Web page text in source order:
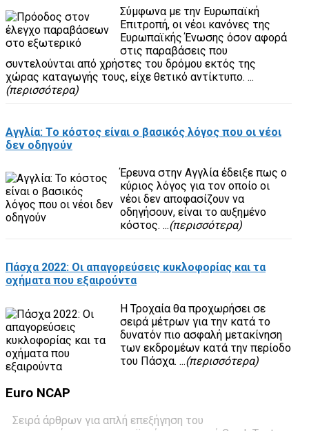
Σύμφωνα με την Ευρωπαϊκή
Επιτροπή, οι νέοι κανόνες της
Ευρωπαϊκής Ένωσης όσον αφορά
στις παραβάσεις που
συντελούνται από χρήστες του δρόμου εκτός της
χώρας καταγωγής τους, είχε θετικό αντίκτυπο. ...
(περισσότερα)
Αγγλία: Το κόστος είναι ο βασικός λόγος που οι νέοι
δεν οδηγούν
Έρευνα στην Αγγλία έδειξε πως ο
κύριος λόγος για τον οποίο οι
νέοι δεν αποφασίζουν να
οδηγήσουν, είναι το αυξημένο
κόστος. ...(περισσότερα)
Πάσχα 2022: Οι απαγορεύσεις κυκλοφορίας και τα
οχήματα που εξαιρούντα
H Τροχαία θα προχωρήσει σε
σειρά μέτρων για την κατά το
δυνατόν πιο ασφαλή μετακίνηση
των εκδρομέων κατά την περίοδο
του Πάσχα. ...(περισσότερα)
Euro NCAP
Σειρά άρθρων για απλή επεξήγηση του